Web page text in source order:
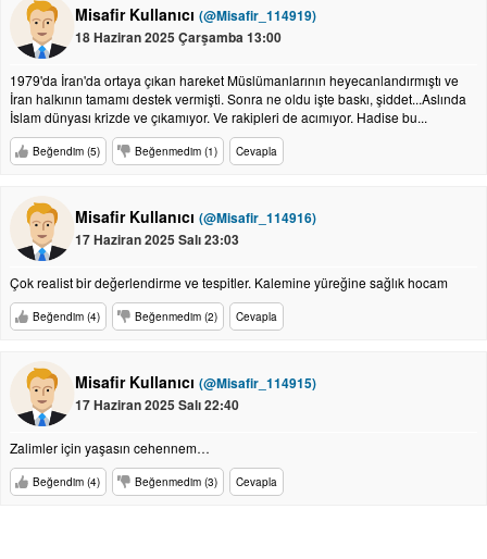
Misafir Kullanıcı (@Misafir_114919)
18 Haziran 2025 Çarşamba 13:00
1979'da İran'da ortaya çıkan hareket Müslümanlarının heyecanlandırmıştı ve
İran halkının tamamı destek vermişti. Sonra ne oldu işte baskı, şiddet...Aslında
İslam dünyası krizde ve çıkamıyor. Ve rakipleri de acımıyor. Hadise bu...
Beğendim (5) Beğenmedim (1) Cevapla
Misafir Kullanıcı (@Misafir_114916)
17 Haziran 2025 Salı 23:03
Çok realist bir değerlendirme ve tespitler. Kalemine yüreğine sağlık hocam
Beğendim (4) Beğenmedim (2) Cevapla
Misafir Kullanıcı (@Misafir_114915)
17 Haziran 2025 Salı 22:40
Zalimler için yaşasın cehennem…
Beğendim (4) Beğenmedim (3) Cevapla